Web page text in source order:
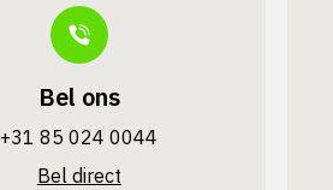
Bel ons
+31 85 024 0044
Bel direct